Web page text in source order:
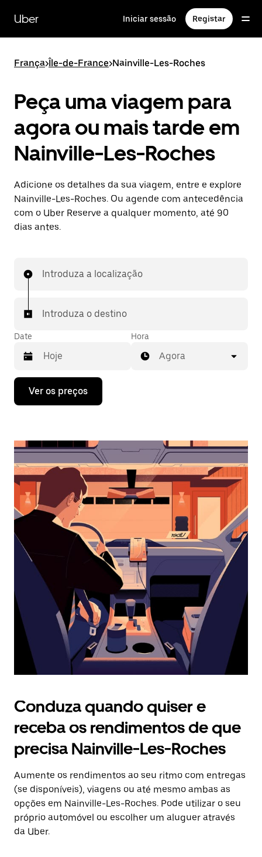
para
conteúdo
Uber Iniciar sessão Registar
França>Île-de-France>Nainville-Les-Roches
Peça uma viagem para
agora ou mais tarde em
Nainville-Les-Roches
Adicione os detalhes da sua viagem, entre e explore
Nainville-Les-Roches. Ou agende com antecedência
com o Uber Reserve a qualquer momento, até 90
dias antes.
Introduza a localização
Introduza o destino
Date
Prima
tecla
interagir
o
calendário
selecionar
uma
data.
Prima
o
botão
o
calendário.
Hora
Agora
Ver os preços
Conduza quando quiser e
receba os rendimentos de que
precisa Nainville-Les-Roches
Aumente os rendimentos ao seu ritmo com entregas
(se disponíveis), viagens ou até mesmo ambas as
opções em Nainville-Les-Roches. Pode utilizar o seu
próprio automóvel ou escolher um aluguer através
da Uber.